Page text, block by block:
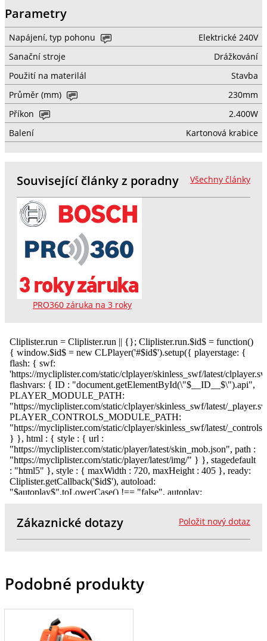
Parametry
Napájení, typ pohonu
Elektrické 240V
Sanační stroje
Drážkování
Použití na materilál
Stavba
Průměr (mm)
230mm
Příkon
2.400W
Balení
Kartonová krabice
Všechny články
Související články z poradny
PRO360 záruka na 3 roky
Položit nový dotaz
Zákaznické dotazy
Podobné produkty